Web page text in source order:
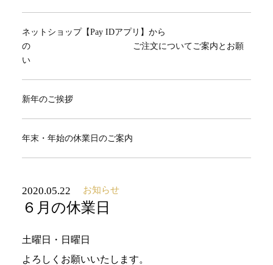
ネットショップ【Pay IDアプリ】から
の ご注文についてご案内とお願
い
新年のご挨拶
年末・年始の休業日のご案内
2020.05.22 お知らせ
６月の休業日
土曜日・日曜日
よろしくお願いいたします。